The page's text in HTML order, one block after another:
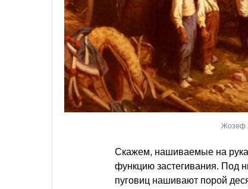
Жозеф
Скажем, нашиваемые на
функцию застегивания. Под
пуговиц нашивают порой